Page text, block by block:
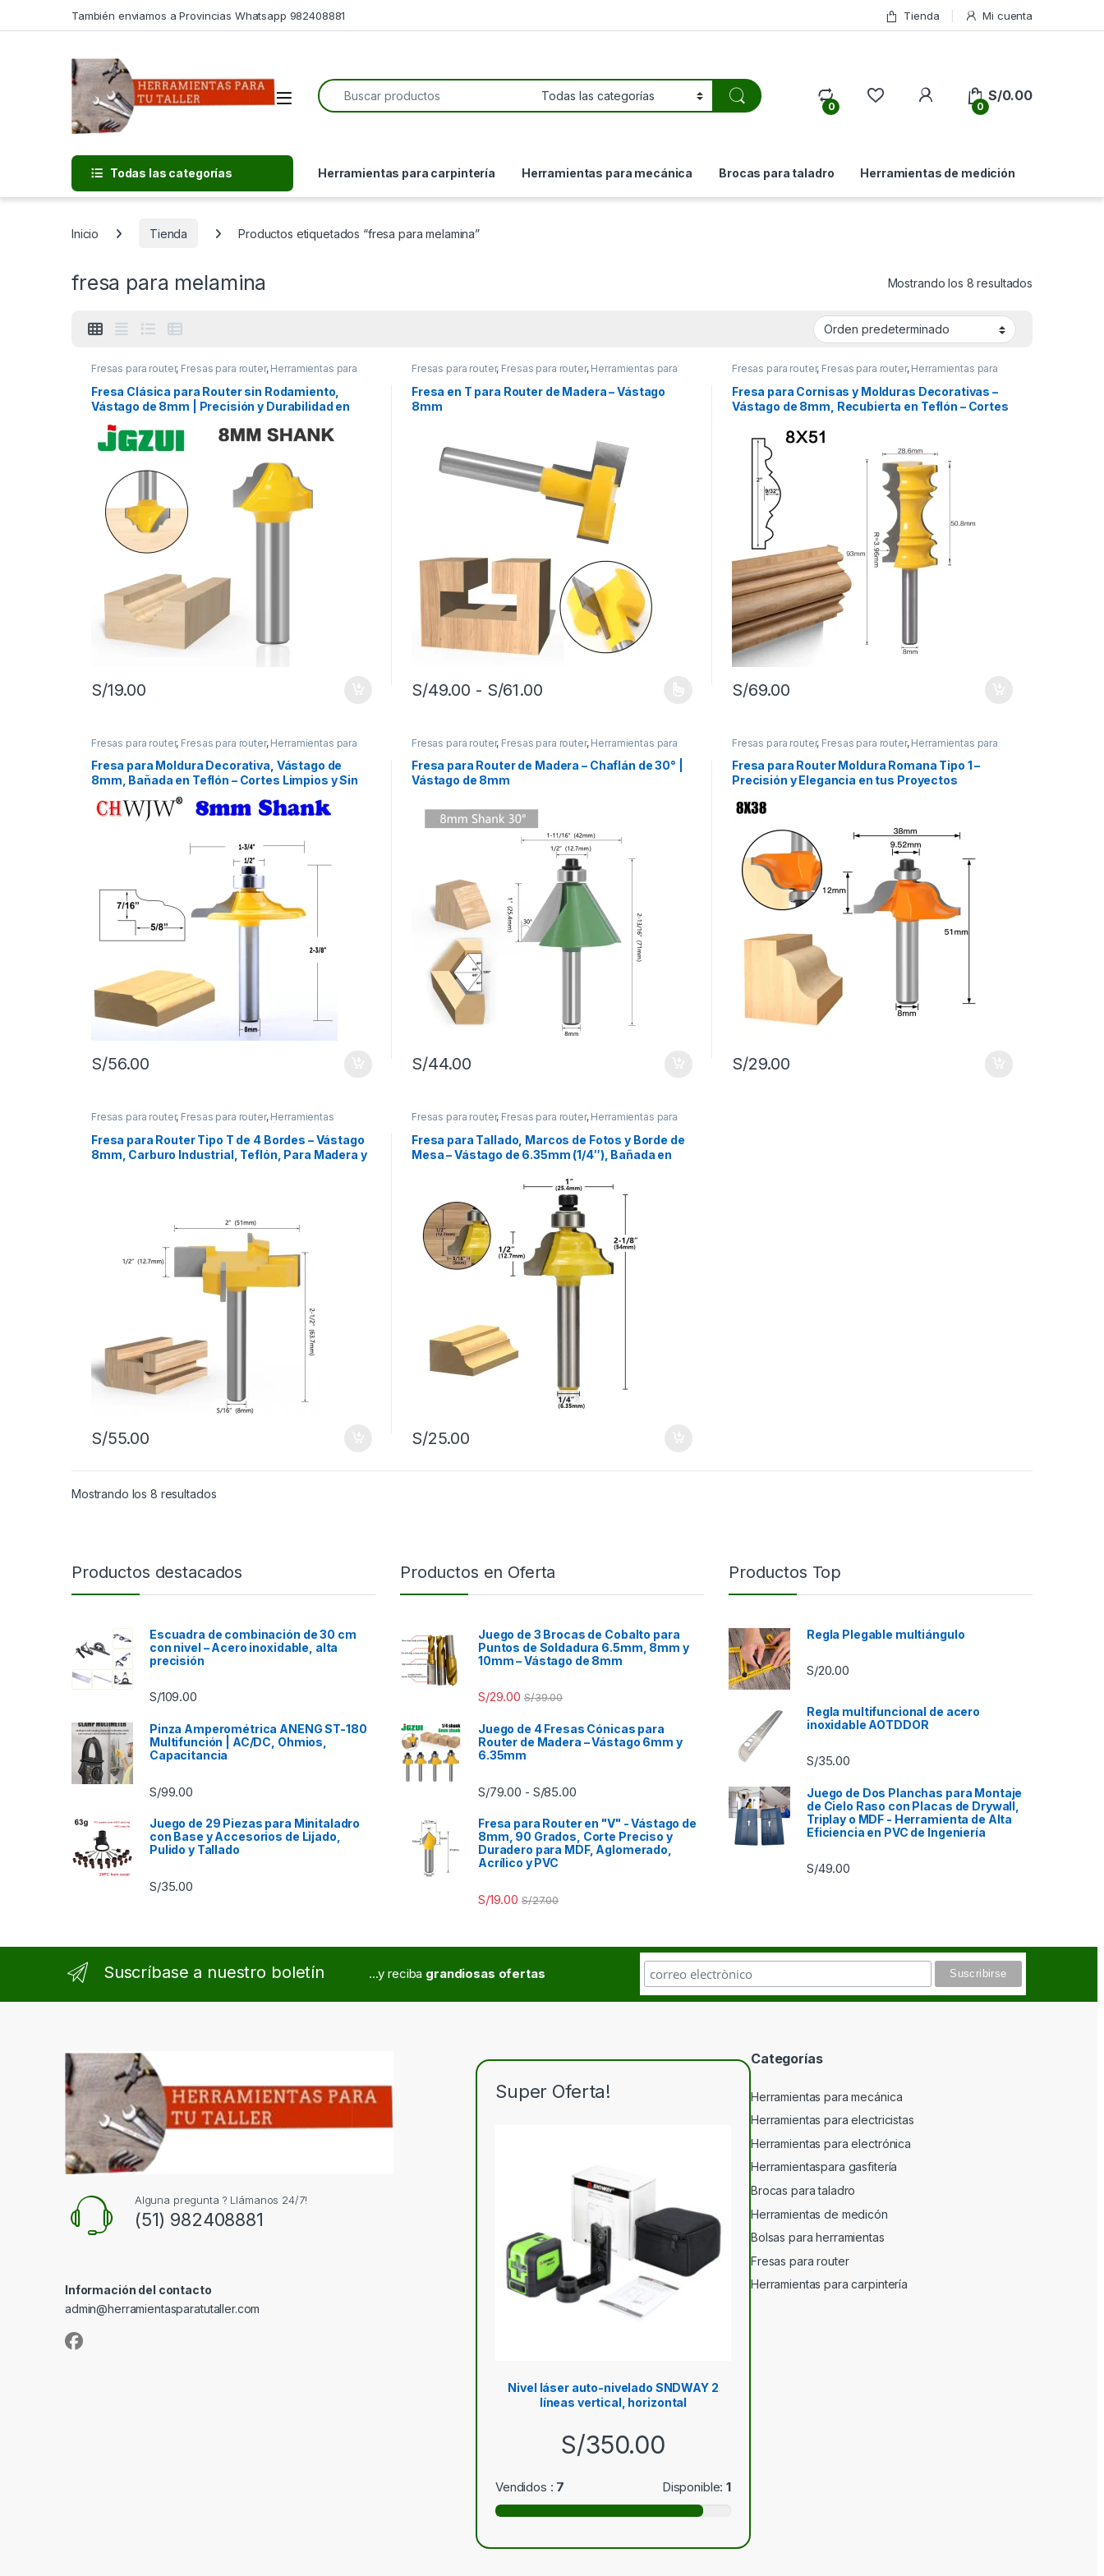
También enviamos a Provincias Whatsapp 982408881 Tienda Mi cuenta
Open
Search for:
0
My Account
0
S/0.00
Todas las categorías Herramientas para carpintería Herramientas para mecánica Brocas para taladro Herramientas de medición
Inicio Tienda Productos etiquetados “fresa para melamina”
fresa para melamina Mostrando los 8 resultados
Fresas para router, Fresas para router, Herramientas para
carpintería
Fresa Clásica para Router sin Rodamiento,
Vástago de 8mm | Precisión y Durabilidad en
Carpintería
S/19.00
Fresas para router, Fresas para router, Herramientas para
carpintería
Fresa en T para Router de Madera – Vástago
8mm
S/49.00 - S/61.00Rango de precios: desde S/49.00 hasta S/61.00
Este producto tiene múltiples variantes. Las opciones se pueden elegir en la página de producto
Fresas para router, Fresas para router, Herramientas para
carpintería
Fresa para Cornisas y Molduras Decorativas –
Vástago de 8mm, Recubierta en Teflón – Cortes
S/69.00
Fresas para router, Fresas para router, Herramientas para
Fresa para Moldura Decorativa, Vástago de
8mm, Bañada en Teflón – Cortes Limpios y Sin
S/56.00
Fresas para router, Fresas para router, Herramientas para
Fresa para Router de Madera – Chaflán de 30° |
Vástago de 8mm
S/44.00
Fresas para router, Fresas para router, Herramientas para
Fresa para Router Moldura Romana Tipo 1 –
Precisión y Elegancia en tus Proyectos
S/29.00
Fresas para router, Fresas para router, Herramientas
manuales
Herramientas para carpintería
Fresa para Router Tipo T de 4 Bordes – Vástago
8mm, Carburo Industrial, Teflón, Para Madera y
S/55.00
Fresas para router, Fresas para router, Herramientas para
carpintería
Fresa para Tallado, Marcos de Fotos y Borde de
Mesa – Vástago de 6.35mm (1/4″), Bañada en
S/25.00
Mostrando los 8 resultados
Productos destacados
Escuadra de combinación de 30 cm
con nivel – Acero inoxidable, alta
precisión
S/109.00
Pinza Amperométrica ANENG ST-180
Multifunción | AC/DC, Ohmios,
Capacitancia
S/99.00
Juego de 29 Piezas para Minitaladro
con Base y Accesorios de Lijado,
Pulido y Tallado
S/35.00
Productos en Oferta
Juego de 3 Brocas de Cobalto para
Puntos de Soldadura 6.5mm, 8mm y
10mm – Vástago de 8mm
S/29.00 S/39.00
Juego de 4 Fresas Cónicas para
Router de Madera – Vástago 6mm y
6.35mm
S/79.00 - S/85.00Rango de precios: desde S/79.00 hasta S/85.00
Fresa para Router en "V" - Vástago de
8mm, 90 Grados, Corte Preciso y
Duradero para MDF, Aglomerado,
Acrílico y PVC
S/19.00 S/27.00
Productos Top
Regla Plegable multiángulo
S/20.00
Regla multifuncional de acero
inoxidable AOTDDOR
S/35.00
Juego de Dos Planchas para Montaje
de Cielo Raso con Placas de Drywall,
Triplay o MDF - Herramienta de Alta
Eficiencia en PVC de Ingeniería
S/49.00
Suscríbase a nuestro boletín ...y reciba grandiosas ofertas
Alguna pregunta ? Llámanos 24/7!
(51) 982408881
Información del contacto
admin@herramientasparatutaller.com
Super Oferta!
Nivel láser auto-nivelado SNDWAY 2
líneas vertical, horizontal
S/350.00
Vendidos : 7 Disponible:1
Categorías
Herramientas para mecánica
Herramientas para electricistas
Herramientas para electrónica
Herramientaspara gasfitería
Brocas para taladro
Herramientas de medicón
Bolsas para herramientas
Fresas para router
Herramientas para carpintería